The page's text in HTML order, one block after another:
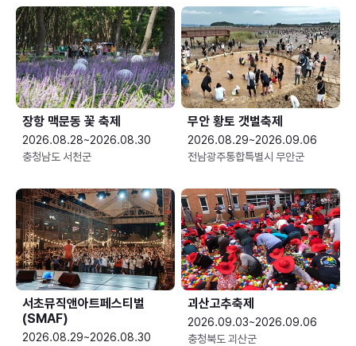
장항 맥문동 꽃 축제
2026.08.28~2026.08.30
충청남도 서천군
무안 황토 갯벌축제
2026.08.29~2026.09.06
전남광주통합특별시 무안군
서초뮤직앤아트페스티벌
(SMAF)
2026.08.29~2026.08.30
괴산고추축제
2026.09.03~2026.09.06
충청북도 괴산군